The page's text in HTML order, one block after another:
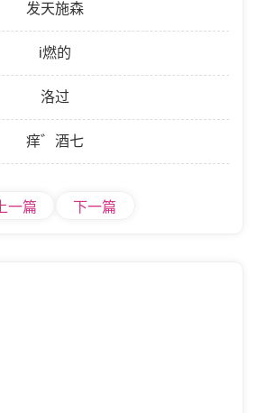
发天施森
i燃的
洛过
痒゛酒七
上一篇 下一篇